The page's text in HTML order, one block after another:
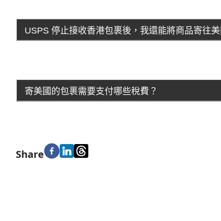
USPS 停止接收香港包裹後，我還能將商品寄往
寄美國的包裹需要支付哪些稅費？
Share